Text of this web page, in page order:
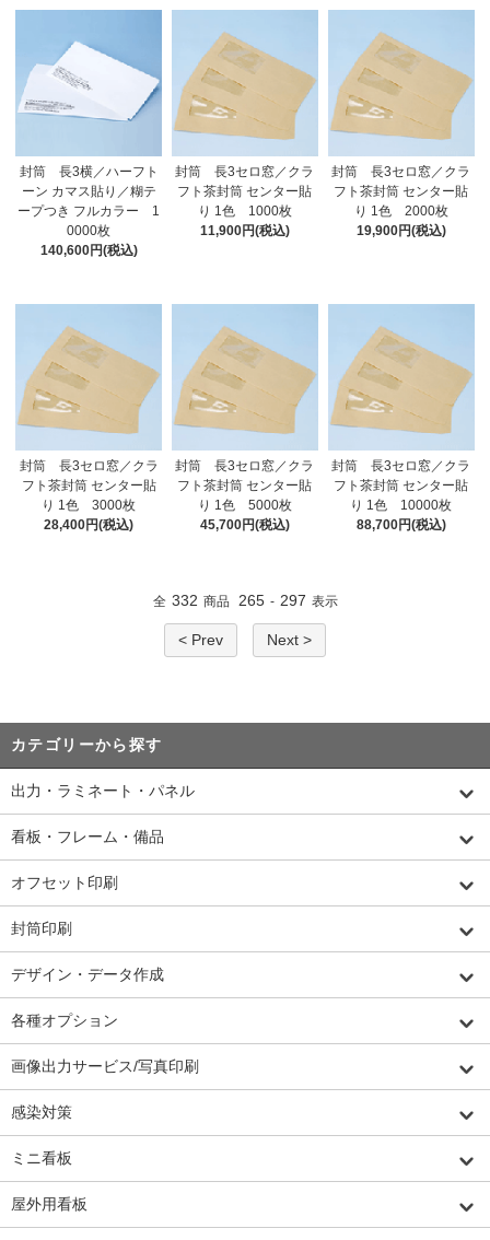
封筒 長3横／ハーフト
ーン カマス貼り／糊テ
ープつき フルカラー 1
0000枚
140,600円(税込)
封筒 長3セロ窓／クラ
フト茶封筒 センター貼
り 1色 1000枚
11,900円(税込)
封筒 長3セロ窓／クラ
フト茶封筒 センター貼
り 1色 2000枚
19,900円(税込)
封筒 長3セロ窓／クラ
フト茶封筒 センター貼
り 1色 3000枚
28,400円(税込)
封筒 長3セロ窓／クラ
フト茶封筒 センター貼
り 1色 5000枚
45,700円(税込)
封筒 長3セロ窓／クラ
フト茶封筒 センター貼
り 1色 10000枚
88,700円(税込)
全 332 商品 265 - 297 表示
< Prev Next >
カテゴリーから探す
出力・ラミネート・パネル
看板・フレーム・備品
オフセット印刷
封筒印刷
デザイン・データ作成
各種オプション
画像出力サービス/写真印刷
感染対策
ミニ看板
屋外用看板